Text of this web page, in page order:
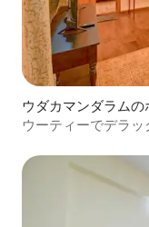
ウダカマンダラムの
ウーティーでデラ